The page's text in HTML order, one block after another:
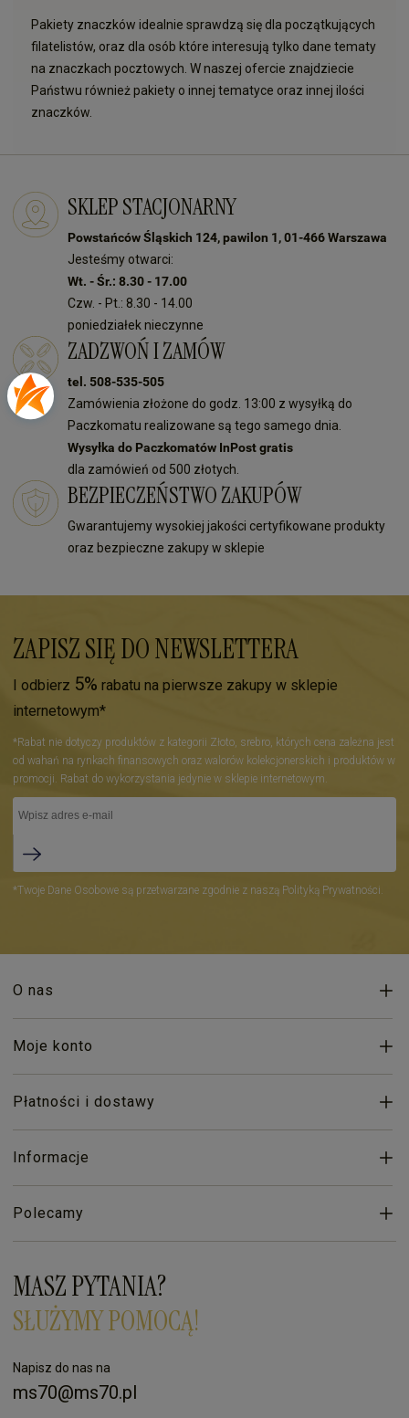
Pakiety znaczków idealnie sprawdzą się dla początkujących
filatelistów, oraz dla osób które interesują tylko dane tematy
na znaczkach pocztowych. W naszej ofercie znajdziecie
Państwu również pakiety o innej tematyce oraz innej ilości
znaczków.
SKLEP STACJONARNY
Powstańców Śląskich 124, pawilon 1, 01-466 Warszawa
Jesteśmy otwarci:
Wt. - Śr.: 8.30 - 17.00
Czw. - Pt.: 8.30 - 14.00
poniedziałek nieczynne
ZADZWOŃ I ZAMÓW
tel. 508-535-505
Zamówienia złożone do godz. 13:00 z wysyłką do
Paczkomatu realizowane są tego samego dnia.
Wysyłka do Paczkomatów InPost gratis
dla zamówień od 500 złotych.
BEZPIECZEŃSTWO ZAKUPÓW
Gwarantujemy wysokiej jakości certyfikowane produkty
oraz bezpieczne zakupy w sklepie
ZAPISZ SIĘ DO NEWSLETTERA
I odbierz 5% rabatu na pierwsze zakupy w sklepie
internetowym*
*Rabat nie dotyczy produktów z kategorii Złoto, srebro, których cena zależna jest
od wahań na rynkach finansowych oraz walorów kolekcjonerskich i produktów w
promocji. Rabat do wykorzystania jedynie w sklepie internetowym.
*Twoje Dane Osobowe są przetwarzane zgodnie z naszą Polityką Prywatności.
O nas
Moje konto
Płatności i dostawy
Informacje
Polecamy
MASZ PYTANIA?
SŁUŻYMY POMOCĄ!
Napisz do nas na
ms70@ms70.pl